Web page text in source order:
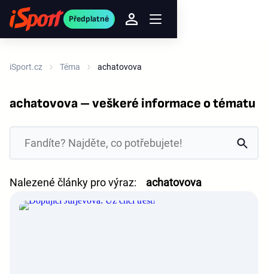
Předplatné
iSport.cz Téma achatovova
achatovova – veškeré informace o tématu
Nalezené články pro výraz: achatovova